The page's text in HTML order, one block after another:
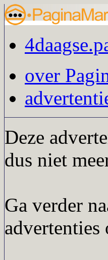
over
Deze
dus niet
Ga verder